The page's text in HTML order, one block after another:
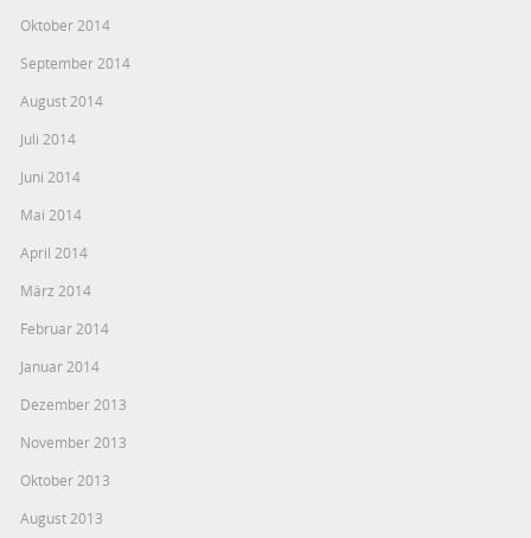
Oktober 2014
September 2014
August 2014
Juli 2014
Juni 2014
Mai 2014
April 2014
März 2014
Februar 2014
Januar 2014
Dezember 2013
November 2013
Oktober 2013
August 2013